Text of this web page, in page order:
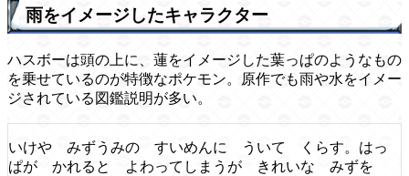
雨をイメージしたキャラクター
ハスボーは頭の上に、蓮をイメージした葉っぱのようなもの
を乗せているのが特徴なポケモン。原作でも雨や水をイメー
ジされている図鑑説明が多い。
いけや みずうみの すいめんに ういて くらす。はっ
ぱが かれると よわってしまうが きれいな みずを